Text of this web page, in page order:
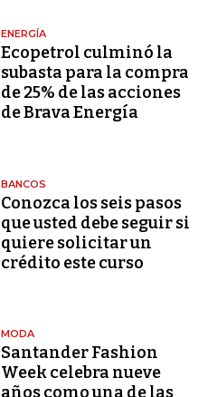
ENERGÍA
Ecopetrol culminó la
subasta para la compra
de 25% de las acciones
de Brava Energía
BANCOS
Conozca los seis pasos
que usted debe seguir si
quiere solicitar un
crédito este curso
MODA
Santander Fashion
Week celebra nueve
años como una de las